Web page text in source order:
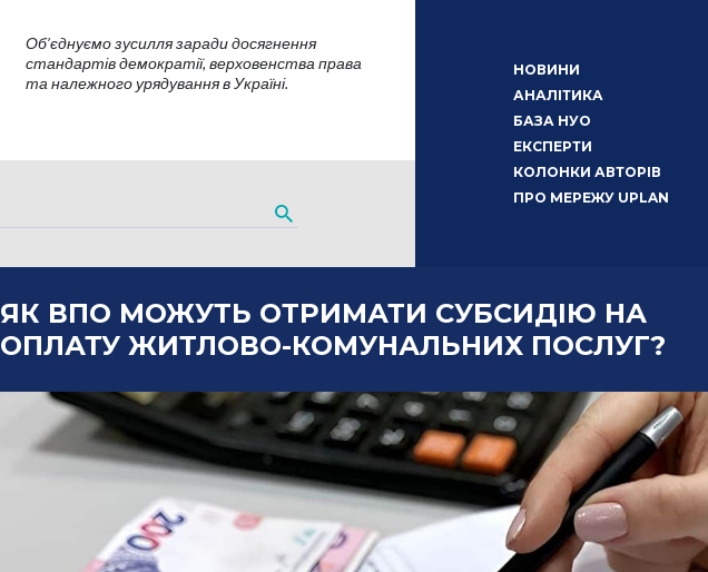
Об’єднуємо зусилля заради досягнення
стандартів демократії, верховенства права
та належного урядування в Україні.
НОВИНИ
АНАЛІТИКА
БАЗА НУО
ЕКСПЕРТИ
КОЛОНКИ АВТОРІВ
ПРО МЕРЕЖУ UPLAN
ЯК ВПО МОЖУТЬ ОТРИМАТИ СУБСИДІЮ НА
ОПЛАТУ ЖИТЛОВО-КОМУНАЛЬНИХ ПОСЛУГ?